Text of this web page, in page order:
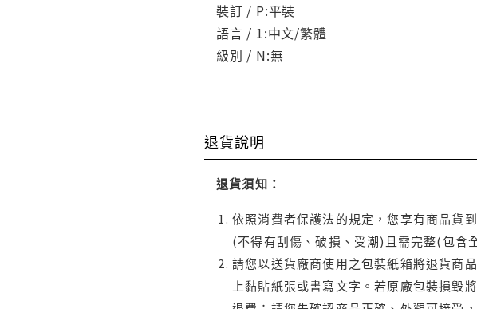
裝訂 / P:平裝
語言 / 1:中文/繁體
級別 / N:無
退貨說明
退貨須知：
依照消費者保護法的規定，您享有商品貨
(不得有刮傷、破損、受潮)且需完整(包含
請您以送貨廠商使用之包裝紙箱將退貨商
上黏貼紙張或書寫文字。若原廠包裝損毀